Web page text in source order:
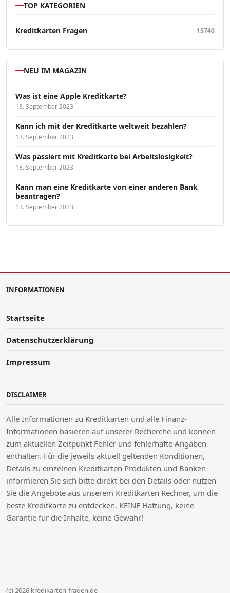
TOP KATEGORIEN
Kreditkarten Fragen 15740
NEU IM MAGAZIN
Was ist eine Apple Kreditkarte?
13. September 2023
Kann ich mit der Kreditkarte weltweit bezahlen?
13. September 2023
Was passiert mit Kreditkarte bei Arbeitslosigkeit?
13. September 2023
Kann man eine Kreditkarte von einer anderen Bank
beantragen?
13. September 2023
INFORMATIONEN
Startseite
Datenschutzerklärung
Impressum
DISCLAIMER
Alle Informationen zu Kreditkarten und alle Finanz-
Informationen basieren auf unserer Recherche und können
zum aktuellen Zeitpunkt Fehler und fehlerhafte Angaben
enthalten. Für die jeweils aktuell geltenden Konditionen,
Details zu einzelnen Kreditkarten Produkten und Banken
informieren Sie sich bitte direkt bei den Details oder nutzen
Sie die Angebote aus unserem Kreditkarten Rechner, um die
beste Kreditkarte zu entdecken. KEINE Haftung, keine
Garantie für die Inhalte, keine Gewähr!
(c) 2026 kredikarten-fragen.de